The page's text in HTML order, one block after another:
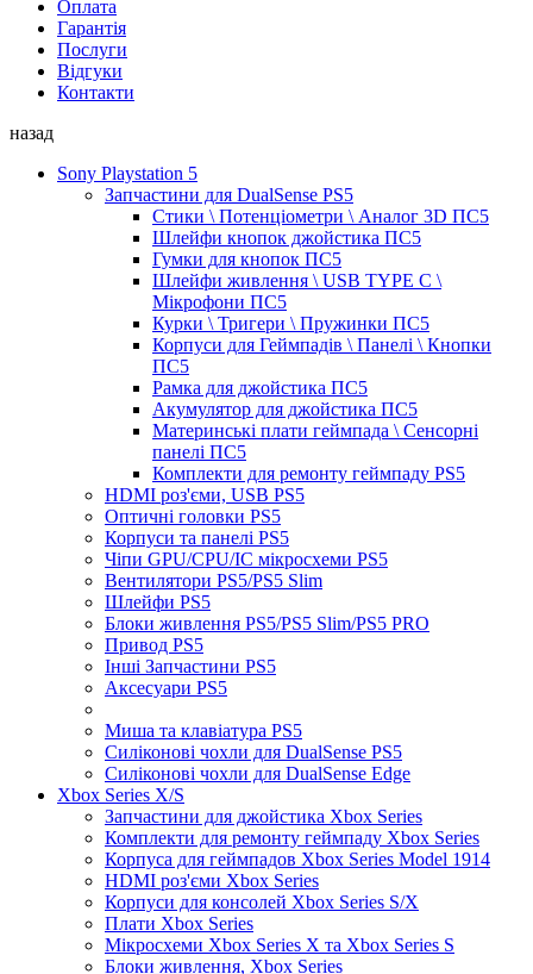
Оплата
Гарантія
Послуги
Відгуки
Контакти
назад
Sony Playstation 5
Запчастини для DualSense PS5
Стики \ Потенціометри \ Аналог 3D ПС5
Шлейфи кнопок джойстика ПС5
Гумки для кнопок ПС5
Шлейфи живлення \ USB TYPE C \
Мікрофони ПС5
Курки \ Тригери \ Пружинки ПС5
Корпуси для Геймпадів \ Панелі \ Кнопки
ПС5
Рамка для джойстика ПС5
Акумулятор для джойстика ПС5
Материнські плати геймпада \ Сенсорні
панелі ПС5
Комплекти для ремонту геймпаду PS5
HDMI роз'єми, USB PS5
Оптичні головки PS5
Корпуси та панелі PS5
Чіпи GPU/CPU/IC мікросхеми PS5
Вентилятори PS5/PS5 Slim
Шлейфи PS5
Блоки живлення PS5/PS5 Slim/PS5 PRO
Привод PS5
Інші Запчастини PS5
Аксесуари PS5
Миша та клавіатура PS5
Силіконові чохли для DualSense PS5
Силіконові чохли для DualSense Edge
Xbox Series X/S
Запчастини для джойстика Xbox Series
Комплекти для ремонту геймпаду Xbox Series
Корпуса для геймпадов Xbox Series Model 1914
HDMI роз'єми Xbox Series
Корпуси для консолей Xbox Series S/X
Плати Xbox Series
Мікросхеми Xbox Series X та Xbox Series S
Блоки живлення, Xbox Series